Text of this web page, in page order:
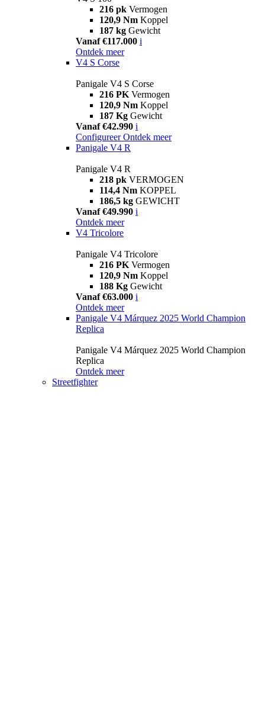
216 pk Vermogen
120,9 Nm Koppel
187 kg Gewicht
Vanaf €117.000 i
Ontdek meer
V4 S Corse
Panigale V4 S Corse
216 PK Vermogen
120,9 Nm Koppel
187 Kg Gewicht
Vanaf €42.990 i
Configureer Ontdek meer
Panigale V4 R
Panigale V4 R
218 pk VERMOGEN
114,4 Nm KOPPEL
186,5 kg GEWICHT
Vanaf €49.990 i
Ontdek meer
V4 Tricolore
Panigale V4 Tricolore
216 PK Vermogen
120,9 Nm Koppel
188 Kg Gewicht
Vanaf €63.000 i
Ontdek meer
Panigale V4 Márquez 2025 World Champion
Replica
Panigale V4 Márquez 2025 World Champion
Replica
Ontdek meer
Streetfighter